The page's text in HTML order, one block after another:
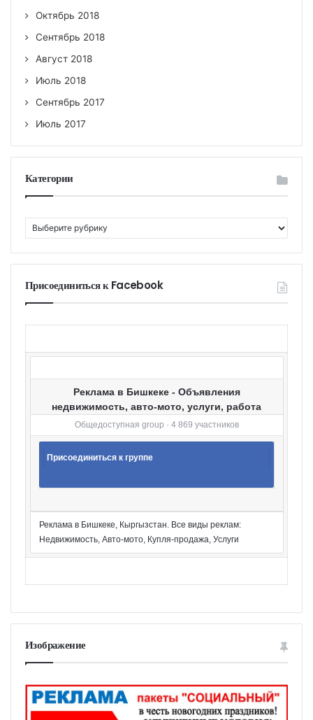
Октябрь 2018
Сентябрь 2018
Август 2018
Июль 2018
Сентябрь 2017
Июль 2017
Категории
а
т
е
г
и
Присоединиться к Facebook
Реклама в Бишкеке - Объявления
недвижимость, авто-мото, услуги, работа
Общедоступная group · 4 869 участников
Присоединиться к группе
Реклама в Бишкеке, Кыргызстан. Все виды реклам:
Недвижимость, Авто-мото, Купля-продажа, Услуги
Изображение